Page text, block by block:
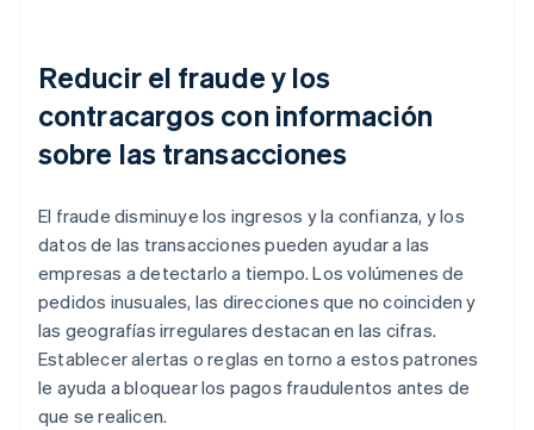
Reducir el fraude y los
contracargos con información
sobre las transacciones
El fraude disminuye los ingresos y la confianza, y los
datos de las transacciones pueden ayudar a las
empresas a detectarlo a tiempo. Los volúmenes de
pedidos inusuales, las direcciones que no coinciden y
las geografías irregulares destacan en las cifras.
Establecer alertas o reglas en torno a estos patrones
le ayuda a bloquear los pagos fraudulentos antes de
que se realicen.